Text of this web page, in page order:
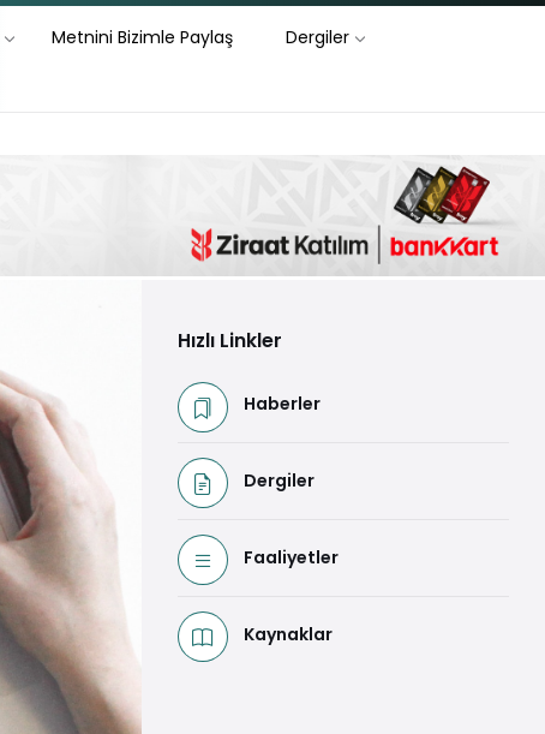
Metnini Bizimle Paylaş Dergiler
Hızlı Linkler
Haberler
Dergiler
Faaliyetler
Kaynaklar